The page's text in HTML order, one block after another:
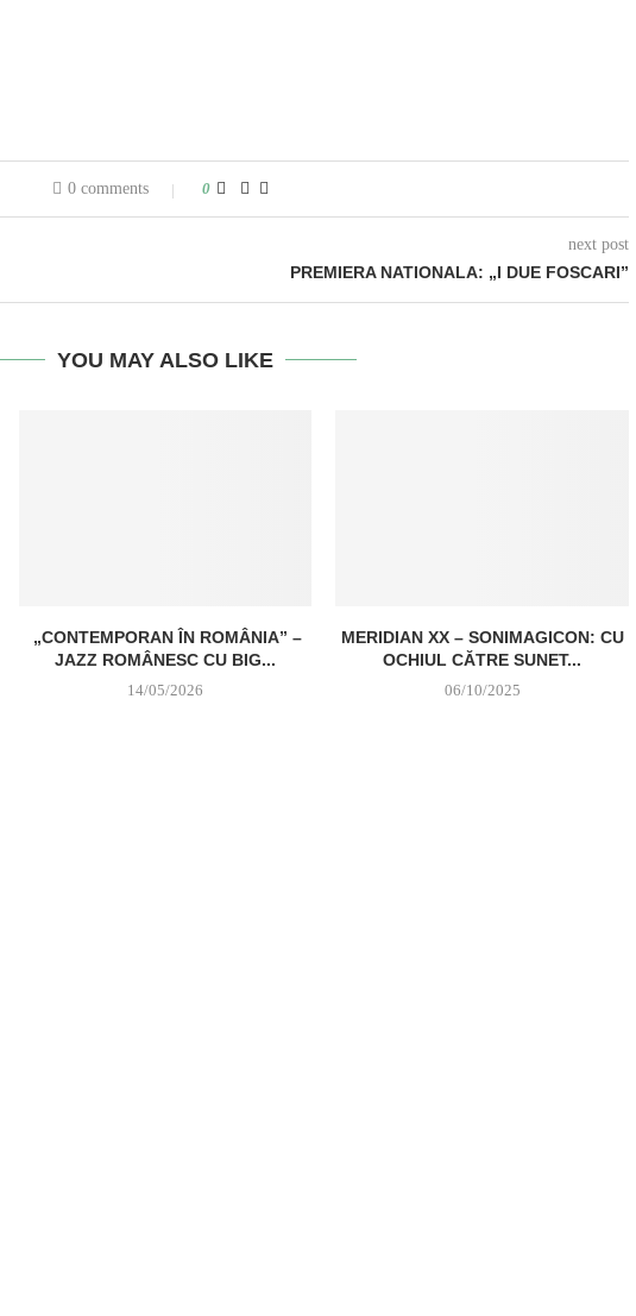
0 comments 0
next post
PREMIERA NATIONALA: „I DUE FOSCARI”
YOU MAY ALSO LIKE
„CONTEMPORAN ÎN ROMÂNIA” –
JAZZ ROMÂNESC CU BIG...
14/05/2026
MERIDIAN XX – SONIMAGICON: CU
OCHIUL CĂTRE SUNET...
06/10/2025